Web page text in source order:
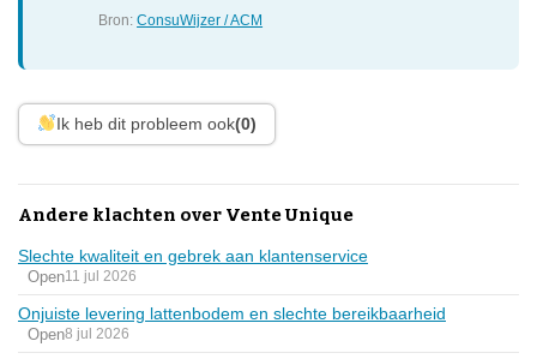
Bron:ConsuWijzer / ACM
Ik heb dit probleem ook(0)
Andere klachten over Vente Unique
Slechte kwaliteit en gebrek aan klantenservice
Open11 jul 2026
Onjuiste levering lattenbodem en slechte bereikbaarheid
Open8 jul 2026